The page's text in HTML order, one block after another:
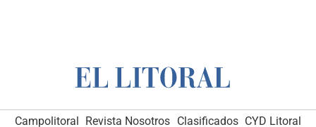
Campolitoral Revista Nosotros Clasificados CYD Litoral